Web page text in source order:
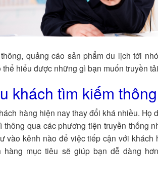
quảng cáo sản phẩm du lịch tới
hiểu được những gì bạn muốn truyền
khách tìm kiếm
hàng hiện nay thay đổi khá nhiều. Họ
thông qua các phương tiện truyền thống
vào kênh nào để việc tiếp cận với
mục tiêu sẽ giúp bạn dễ dàng